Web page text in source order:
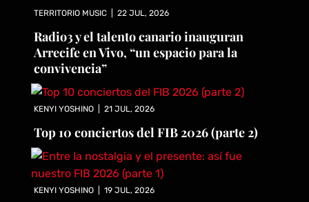
TERRITORIO MUSIC 22 JUL, 2026
Radio3 y el talento canario inauguran
Arrecife en Vivo, “un espacio para la
convivencia”
KENYI YOSHINO 21 JUL, 2026
Top 10 conciertos del FIB 2026 (parte 2)
KENYI YOSHINO 19 JUL, 2026